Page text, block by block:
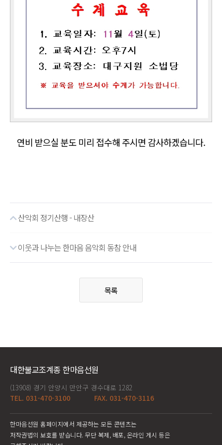
연비 받으실 분도 미리 접수해 주시면 감사하겠습니다.
산악회 정기산행 - 내장산
이웃과 나누는 한마음 음악회 동참 안내
목록
대한불교조계종 한마음선원
(13908) 경기 안양시 만안구 경수대로 1282
TEL. 031-470-3100
FAX. 031-470-3116
한마음선원 홈페이지에서 제공하는 모든 콘텐츠는
저작권법의 보호를 받습니다. 무단 복제, 배포, 온라인 게시 등은